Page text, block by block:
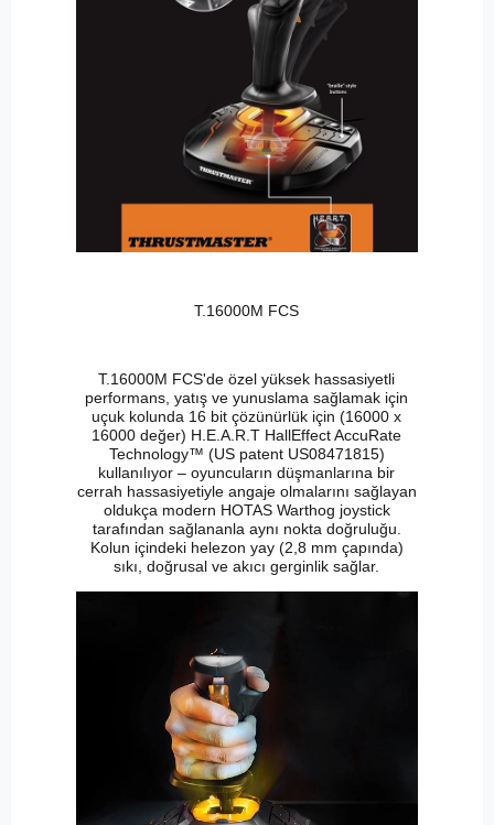
T.16000M FCS
T.16000M FCS'de özel yüksek hassasiyetli
performans, yatış ve yunuslama sağlamak için
uçuk kolunda 16 bit çözünürlük için (16000 x
16000 değer) H.E.A.R.T HallEffect AccuRate
Technology™ (US patent US08471815)
kullanılıyor – oyuncuların düşmanlarına bir
cerrah hassasiyetiyle angaje olmalarını sağlayan
oldukça modern HOTAS Warthog joystick
tarafından sağlananla aynı nokta doğruluğu.
Kolun içindeki helezon yay (2,8 mm çapında)
sıkı, doğrusal ve akıcı gerginlik sağlar.